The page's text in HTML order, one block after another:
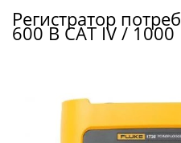
Регистратор
600 В CAT IV / 1000